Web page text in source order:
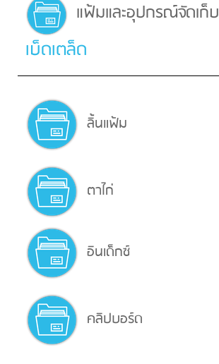
แฟ้มและอุปกรณ์จัดเก็บ
เบ็ดเตล็ด
ลิ้นแฟ้ม
ตาไก่
อินเด็กซ์
คลิปบอร์ด